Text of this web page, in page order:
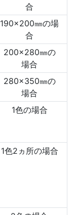
合
190×200㎜の場
合
200×280㎜の
場合
280×350㎜の
場合
1色の場合
1色2ヵ所の場合